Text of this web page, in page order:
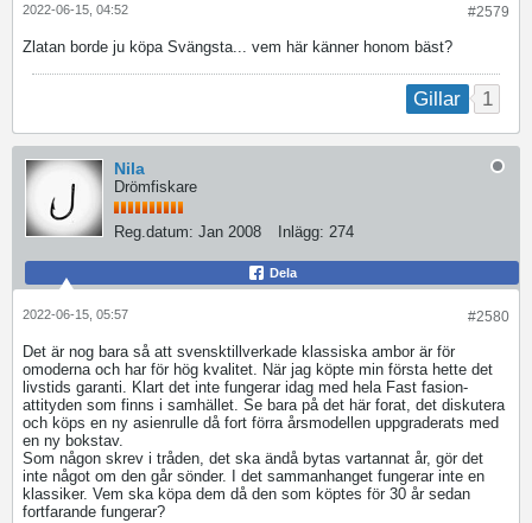
#2579
2022-06-15, 04:52
Zlatan borde ju köpa Svängsta... vem här känner honom bäst?
Gillar 1
Nila
Drömfiskare
Reg.datum: Jan 2008 Inlägg: 274
Dela
#2580
2022-06-15, 05:57
Det är nog bara så att svensktillverkade klassiska ambor är för
omoderna och har för hög kvalitet. När jag köpte min första hette det
livstids garanti. Klart det inte fungerar idag med hela Fast fasion-
attityden som finns i samhället. Se bara på det här forat, det diskutera
och köps en ny asienrulle då fort förra årsmodellen uppgraderats med
en ny bokstav.
​​​Som någon skrev i tråden, det ska ändå bytas vartannat år, gör det
inte något om den går sönder. I det sammanhanget fungerar inte en
klassiker. Vem ska köpa dem då den som köptes för 30 år sedan
fortfarande fungerar?